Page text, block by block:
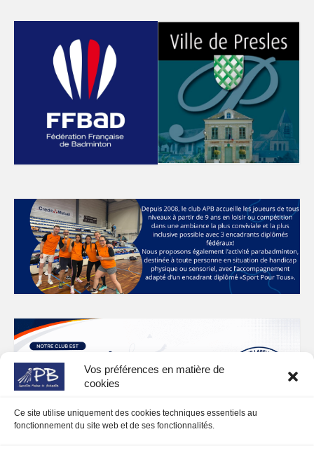
Vos préférences en matière de
cookies
Ce site utilise uniquement des cookies techniques essentiels au
fonctionnement du site web et de ses fonctionnalités.